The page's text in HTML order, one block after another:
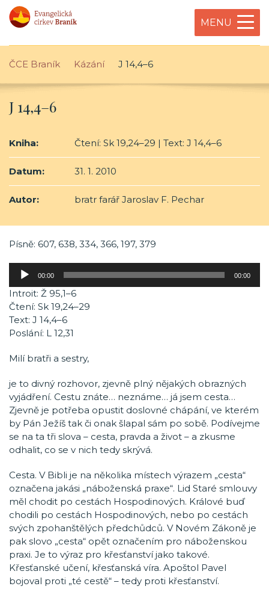
MENU
ČCE Braník Kázání J 14,4–6
J 14,4–6
Kniha: Čtení: Sk 19,24–29 | Text: J 14,4–6
Datum: 31. 1. 2010
Autor: bratr farář Jaroslav F. Pechar
Písně: 607, 638, 334, 366, 197, 379
Audio
00:00 00:00
Introit: Ž 95,1–6
Čtení: Sk 19,24–29
Text: J 14,4–6
Poslání: L 12,31
Milí bratři a sestry,
je to divný rozhovor, zjevně plný nějakých obrazných
vyjádření. Cestu znáte… neznáme… já jsem cesta…
Zjevně je potřeba opustit doslovné chápání, ve kterém
by Pán Ježíš tak či onak šlapal sám po sobě. Podívejme
se na ta tři slova – cesta, pravda a život – a zkusme
odhalit, co se v nich tedy skrývá.
Cesta. V Bibli je na několika místech výrazem „cesta“
označena jakási „náboženská praxe“. Lid Staré smlouvy
měl chodit po cestách Hospodinových. Králové buď
chodili po cestách Hospodinových, nebo po cestách
svých zpohanštělých předchůdců. V Novém Zákoně je
pak slovo „cesta“ opět označením pro náboženskou
praxi. Je to výraz pro křesťanství jako takové.
Křesťanské učení, křesťanská víra. Apoštol Pavel
bojoval proti „té cestě“ – tedy proti křesťanství.